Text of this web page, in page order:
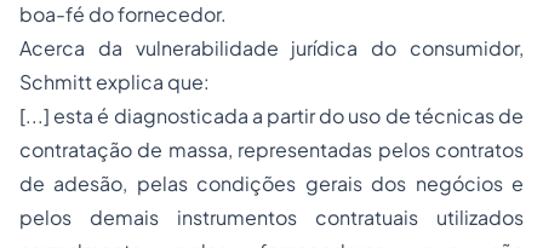
boa-fé do fornecedor.
Acerca da vulnerabilidade jurídica do consumidor,
Schmitt explica que:
[...] esta é diagnosticada a partir do uso de técnicas de
contratação de massa, representadas pelos contratos
de adesão, pelas condições gerais dos negócios e
pelos demais instrumentos contratuais utilizados